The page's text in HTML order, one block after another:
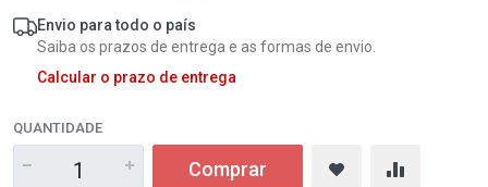
Envio para todo o país
Saiba os prazos de entrega e as formas de envio.
Calcular o prazo de entrega
QUANTIDADE
Comprar